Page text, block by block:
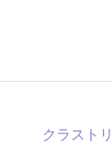
クラスト